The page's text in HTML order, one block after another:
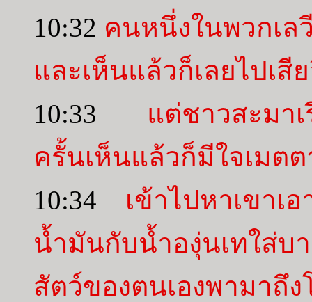
10:32 คนหนึ่งในพวกเล
และเห็นแล้วก็เลยไปเสี
10:33 แต่ชาวสะมา
ครั้นเห็นแล้วก็มีใจเมตต
10:34 เข้าไปหาเขา
น้ำมันกับน้ำองุ่นเทใ
สัตว์ของตนเองพามา